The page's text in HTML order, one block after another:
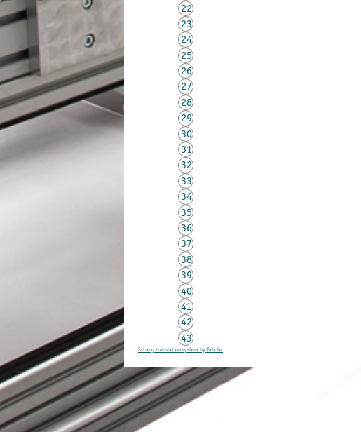
22
23
24
25
26
27
28
29
30
31
32
33
34
35
36
37
38
39
40
41
42
43
FaLang translation system by Faboba